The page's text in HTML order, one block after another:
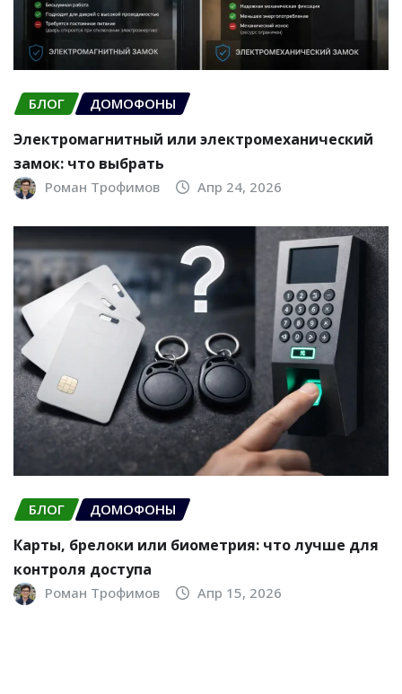
БЛОГ ДОМОФОНЫ
Электромагнитный или электромеханический
замок: что выбрать
Роман Трофимов Апр 24, 2026
БЛОГ ДОМОФОНЫ
Карты, брелоки или биометрия: что лучше для
контроля доступа
Роман Трофимов Апр 15, 2026